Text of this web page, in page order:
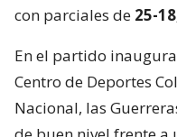
con parciales de 25-
En el partido
Centro de Deportes
Nacional, las